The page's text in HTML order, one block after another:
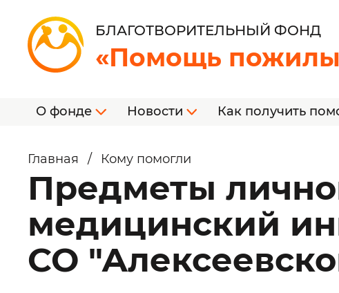
БЛАГОТВОРИТЕЛЬНЫЙ ФОНД
«Помощь
О фонде Новости Как получить
Главная / Кому помогли
Предметы
медицинский
СО